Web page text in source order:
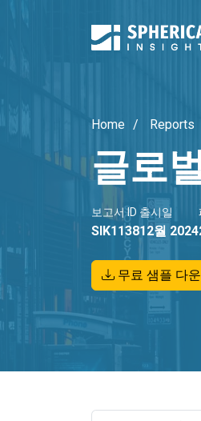
Home Reports
글로
보고서 ID
SIK1138
출시일
12월 2024
무료 샘플 다